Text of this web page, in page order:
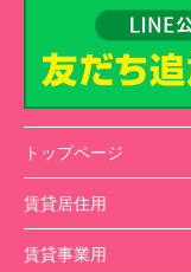
トップページ
賃貸居住用
賃貸事業用